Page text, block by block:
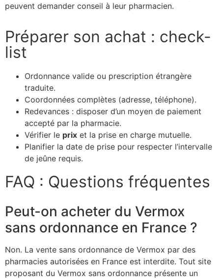
peuvent demander conseil à leur pharmacien.
Préparer son achat : check-
list
Ordonnance valide ou prescription étrangère
traduite.
Coordonnées complètes (adresse, téléphone).
Redevances : disposer d’un moyen de paiement
accepté par la pharmacie.
Vérifier le prix et la prise en charge mutuelle.
Planifier la date de prise pour respecter l’intervalle
de jeûne requis.
FAQ : Questions fréquentes
Peut-on acheter du Vermox
sans ordonnance en France ?
Non. La vente sans ordonnance de Vermox par des
pharmacies autorisées en France est interdite. Tout site
proposant du Vermox sans ordonnance présente un